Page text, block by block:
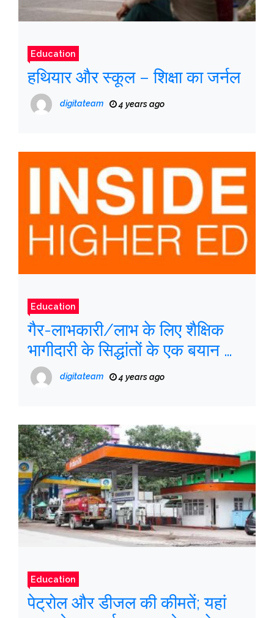
Education
हथियार और स्कूल – शिक्षा का जर्नल
digitateam 4 years ago
Education
गैर-लाभकारी/लाभ के लिए शैक्षिक
भागीदारी के सिद्धांतों के एक बयान की
ओर
digitateam 4 years ago
Education
पेट्रोल और डीजल की कीमतें; यहां